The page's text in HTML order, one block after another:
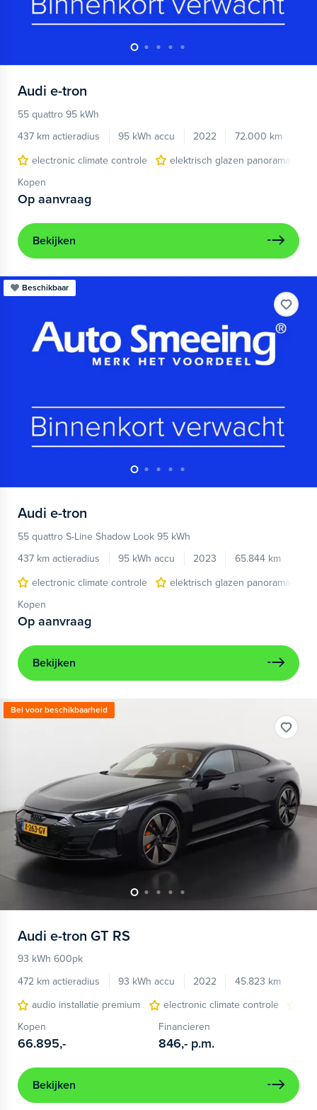
Audi e-tron
55 quattro 95 kWh
437 km actieradius
95 kWh accu 2022
72.000 km
electronic climate controle
elektrisch glazen panorama-dak
Kopen
Op aanvraag
Bekijken
Beschikbaar
Audi e-tron
55 quattro S-Line Shadow Look 95 kWh
437 km actieradius
95 kWh accu 2023
65.844 km
electronic climate controle
elektrisch glazen panorama-dak
Kopen
Op aanvraag
Bekijken
Bel voor beschikbaarheid
Audi e-tron GT RS
93 kWh 600pk
472 km actieradius
93 kWh accu 2022
45.823 km
audio installatie premium
electronic climate controle
Kopen
66.895,-
Financieren
846,- p.m.
Bekijken